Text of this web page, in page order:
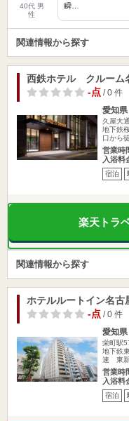
40代 男
性
瞬…
関連情報から探す
西鉄ホテル クルーム
-点/ 0 件
愛知
久屋大
地下鉄
口から
営業時
入浴料
宿泊
楽天トラ
関連情報から探す
ホテルルートイン名古
-点/ 0 件
愛知
栄町駅
地下鉄
速 東新
営業時
入浴料
宿泊